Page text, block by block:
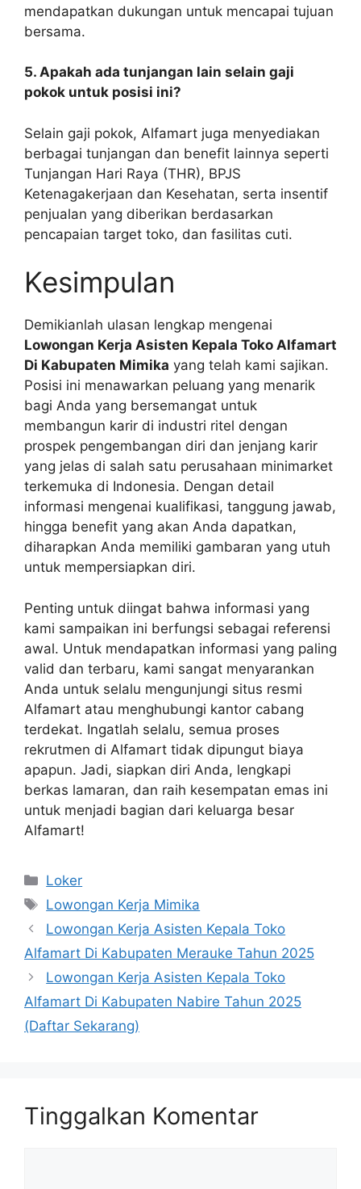
mendapatkan dukungan untuk mencapai tujuan
bersama.
5. Apakah ada tunjangan lain selain gaji
pokok untuk posisi ini?
Selain gaji pokok, Alfamart juga menyediakan
berbagai tunjangan dan benefit lainnya seperti
Tunjangan Hari Raya (THR), BPJS
Ketenagakerjaan dan Kesehatan, serta insentif
penjualan yang diberikan berdasarkan
pencapaian target toko, dan fasilitas cuti.
Kesimpulan
Demikianlah ulasan lengkap mengenai
Lowongan Kerja Asisten Kepala Toko Alfamart
Di Kabupaten Mimika yang telah kami sajikan.
Posisi ini menawarkan peluang yang menarik
bagi Anda yang bersemangat untuk
membangun karir di industri ritel dengan
prospek pengembangan diri dan jenjang karir
yang jelas di salah satu perusahaan minimarket
terkemuka di Indonesia. Dengan detail
informasi mengenai kualifikasi, tanggung jawab,
hingga benefit yang akan Anda dapatkan,
diharapkan Anda memiliki gambaran yang utuh
untuk mempersiapkan diri.
Penting untuk diingat bahwa informasi yang
kami sampaikan ini berfungsi sebagai referensi
awal. Untuk mendapatkan informasi yang paling
valid dan terbaru, kami sangat menyarankan
Anda untuk selalu mengunjungi situs resmi
Alfamart atau menghubungi kantor cabang
terdekat. Ingatlah selalu, semua proses
rekrutmen di Alfamart tidak dipungut biaya
apapun. Jadi, siapkan diri Anda, lengkapi
berkas lamaran, dan raih kesempatan emas ini
untuk menjadi bagian dari keluarga besar
Alfamart!
Kategori
Loker
Tag
Lowongan Kerja Mimika
Lowongan Kerja Asisten Kepala Toko
Alfamart Di Kabupaten Merauke Tahun 2025
Lowongan Kerja Asisten Kepala Toko
Alfamart Di Kabupaten Nabire Tahun 2025
(Daftar Sekarang)
Tinggalkan Komentar